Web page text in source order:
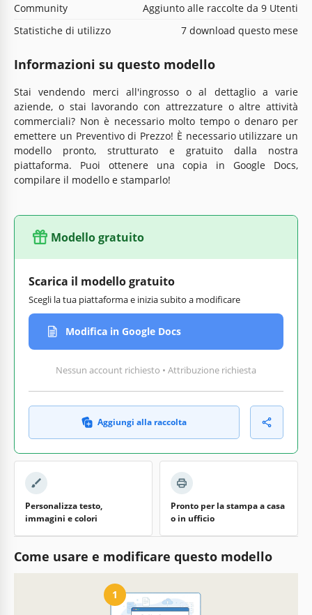
Community
Aggiunto alle raccolte da 9 Utenti
Statistiche di utilizzo
7 download questo mese
Informazioni su questo modello
Stai vendendo merci all'ingrosso o al dettaglio a varie
aziende, o stai lavorando con attrezzature o altre attività
commerciali? Non è necessario molto tempo o denaro per
emettere un Preventivo di Prezzo! È necessario utilizzare un
modello pronto, strutturato e gratuito dalla nostra
piattaforma. Puoi ottenere una copia in Google Docs,
compilare il modello e stamparlo!
Modello gratuito
Scarica il modello gratuito
Scegli la tua piattaforma e inizia subito a modificare
Modifica in Google Docs
Nessun account richiesto • Attribuzione richiesta
Aggiungi alla raccolta
Personalizza testo,
immagini e colori
Pronto per la stampa a casa
o in ufficio
Come usare e modificare questo modello
1